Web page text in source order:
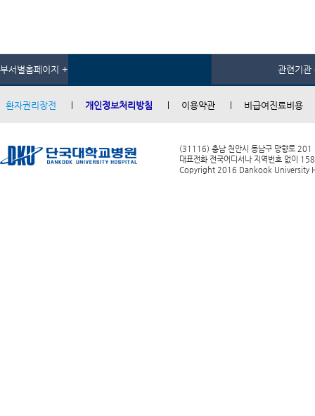
부서별홈페이지 + 관련기관
환자권리장전 개인정보처리방침 이용약관 비급여진료비용
(31116) 충남 천안시 동남구 망향로 201
대표전화 전국어디서나 지역번호 없이
Copyright 2016 Dankook University